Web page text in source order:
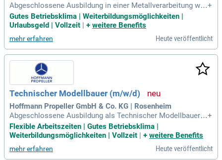
Abgeschlossene Ausbildung in einer Metallverarbeitung wie
Konstruktionsmechaniker (m/w/d) oder Metallbauer (m/w/
d); Gültige Schweißerpässe; Nachgewiesene Erfahrung in de
r Verarbeitung von Feinkornbaustählen ab S690QL aufwärts;
Deutschkenntnisse.
+
Gutes Betriebsklima | Weiterbildungsmöglichkeiten |
Urlaubsgeld | Vollzeit | + weitere Benefits
mehr erfahren Heute veröffentlicht
Technischer Modellbauer (m/w/d)
Hoffmann Propeller GmbH & Co. KG | Rosenheim
Abgeschlossene Ausbildung als Technischer Modellbauer
(m/w/d), Feinwerkmechaniker, Industriemechaniker oder ver
gleichbare Qualifikation; Mehrjährige Berufserfahrung im Mo
dell-, Werkzeug- oder Formenbau, idealerweise im industriell
en Umfeld mit verschiedenen
+
Flexible Arbeitszeiten | Gutes Betriebsklima |
Weiterbildungsmöglichkeiten | Vollzeit | + weitere Benefits
mehr erfahren Heute veröffentlicht